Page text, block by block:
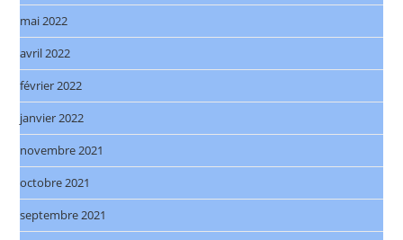
mai 2022
avril 2022
février 2022
janvier 2022
novembre 2021
octobre 2021
septembre 2021